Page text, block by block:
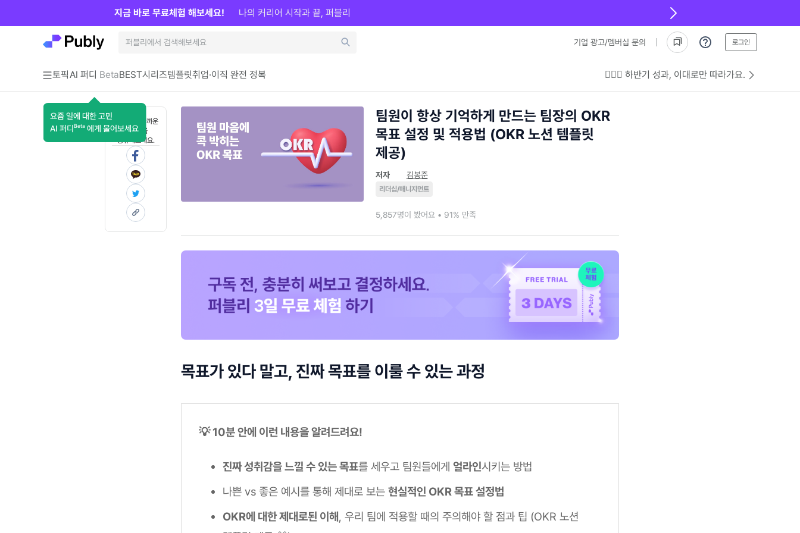
기업 광고/멤버십 문의 로그인
토픽AI 퍼디 Beta
요즘 일에 대한 고민
AI 퍼디 Beta 에게 물어보세요
BEST시리즈템플릿취업·이직 완전 정복 💁🏻‍♂️ 하반기 성과, 이대로만 따라가요.
지금 바로 무료체험 해보세요! 나의 커리어 시작과 끝, 퍼블리
혼자 보기 아까운
콘텐츠를
공유해보세요.
팀원이 항상 기억하게 만드는 팀장의 OKR
목표 설정 및 적용법 (OKR 노션 템플릿
제공)
저자 김봉준
리더십/매니지먼트
5,857명이 봤어요 • 91% 만족
목표가 있다 말고, 진짜 목표를 이룰 수 있는 과정
💡 10분 안에 이런 내용을 알려드려요!
진짜 성취감을 느낄 수 있는 목표를 세우고 팀원들에게 얼라인시키는 방법
나쁜 vs 좋은 예시를 통해 제대로 보는 현실적인 OKR 목표 설정법
OKR에 대한 제대로된 이해 , 우리 팀에 적용할 때의 주의해야 할 점과 팁 (OKR 노션